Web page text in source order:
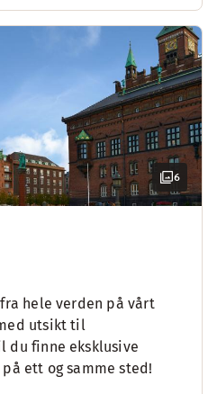
6
hele verden på vårt
utsikt til
du finne eksklusive
ett og samme sted!